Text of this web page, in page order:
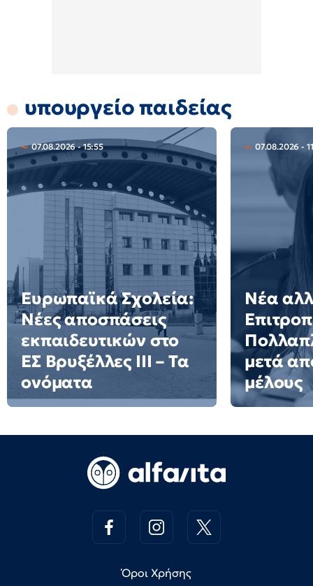
υπουργείο παιδείας
07.08.2026 - 15:55
Ευρωπαϊκά Σχολεία:
Νέες αποσπάσεις
εκπαιδευτικών στο
ΕΣ Βρυξέλλες ΙΙΙ – Τα
ονόματα
07.08.2026 -
Νέα
μετά
μέλους
Όροι Χρήσης